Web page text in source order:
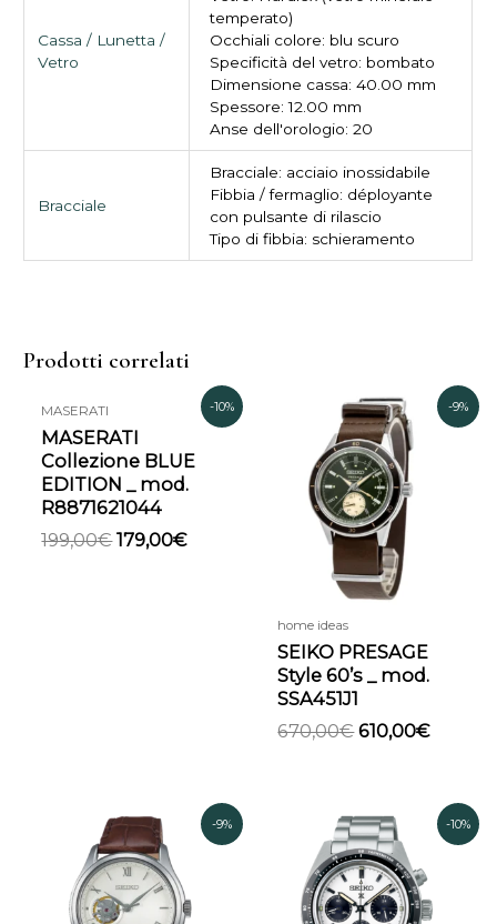
Cassa / Lunetta /
Vetro
temperato)
Occhiali colore: blu scuro
Specificità del vetro: bombato
Dimensione cassa: 40.00 mm
Spessore: 12.00 mm
Anse dell'orologio: 20
Bracciale
Bracciale: acciaio inossidabile
Fibbia / fermaglio: déployante
con pulsante di rilascio
Tipo di fibbia: schieramento
Prodotti correlati
-10%
MASERATI
MASERATI
Collezione BLUE
EDITION _ mod.
R8871621044
199,00€
prezzo
originale
era:
199,00€.
179,00€
prezzo
attuale
è:
179,00€.
-9%
home ideas
SEIKO PRESAGE
Style 60’s _ mod.
SSA451J1
670,00€
Il
prezzo
originale
era:
670,00€.
610,00€
Il
prezzo
-9%
Il
prezzo
originale
era:
639,00€.
Il
prezzo
-10%
Il
prezzo
originale
era:
680,00€.
Il
prezzo